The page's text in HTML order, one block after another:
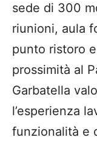
sede di 300
riunioni, aula
punto ristoro
prossimità al
Garbatella
l’esperienza
funzionalità e